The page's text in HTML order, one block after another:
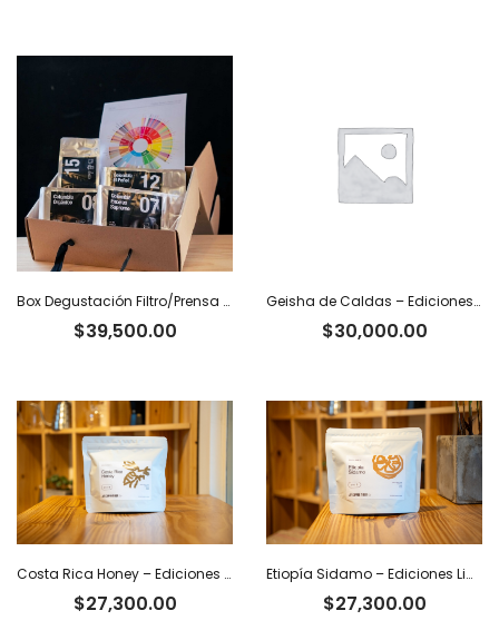
desde
hasta
$63,200.00
Box Degustación Filtro/Prensa – 400 g
$39,500.00
Geisha de Caldas – Ediciones Limitadas Tiger
$30,000.00
Costa Rica Honey – Ediciones Limitadas Tiger
$27,300.00
Etiopía Sidamo – Ediciones Limitadas Tiger
$27,300.00